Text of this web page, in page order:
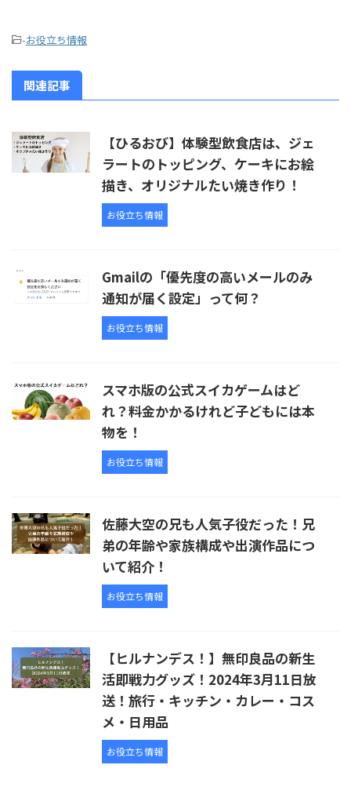
-お役立ち情報
関連記事
【ひるおび】体験型飲食店は、ジェ
ラートのトッピング、ケーキにお絵
描き、オリジナルたい焼き作り！
お役立ち情報
Gmailの「優先度の高いメールのみ
通知が届く設定」って何？
お役立ち情報
スマホ版の公式スイカゲームはど
れ？料金かかるけれど子どもには本
物を！
お役立ち情報
佐藤大空の兄も人気子役だった！兄
弟の年齢や家族構成や出演作品につ
いて紹介！
お役立ち情報
【ヒルナンデス！】無印良品の新生
活即戦力グッズ！2024年3月11日放
送！旅行・キッチン・カレー・コス
メ・日用品
お役立ち情報